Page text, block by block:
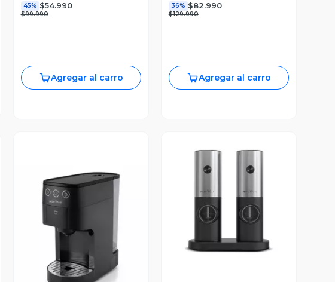
45% $54.990
$99.990
Agregar al carro
36% $82.990
$129.990
Agregar al carro
Vista Previa
Vista Previa